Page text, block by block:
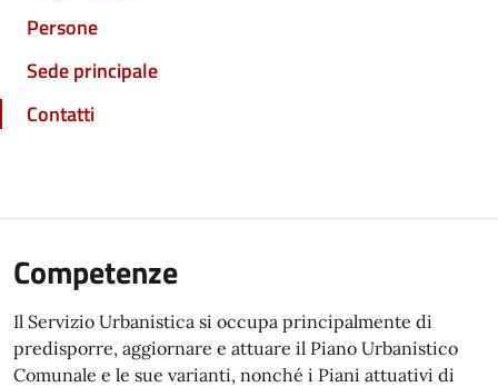
Persone
Sede principale
Contatti
Competenze
Il Servizio Urbanistica si occupa principalmente di
predisporre, aggiornare e attuare il Piano Urbanistico
Comunale e le sue varianti, nonché i Piani attuativi di